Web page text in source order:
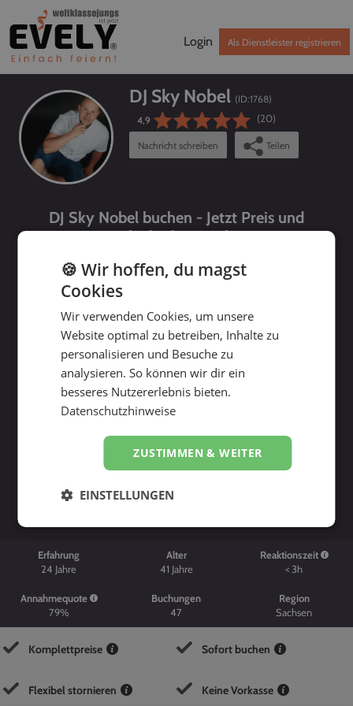
Login Als Dienstleister registrieren
DJ Sky Nobel (ID:1768)
4,9
(20)
Nachricht schreiben Teilen
DJ Sky Nobel buchen - Jetzt Preis und
Verfügbarkeit prüfen!
bis
Erfahrung
24 Jahre
Alter
41 Jahre
Reaktionszeit
< 3h
Annahmequote
79%
Buchungen
47
Region
Sachsen
Komplettpreise Sofort buchen
Flexibel stornieren Keine Vorkasse
🍪 Wir hoffen, du magst
Cookies
Wir verwenden Cookies, um unsere
Website optimal zu betreiben, Inhalte zu
personalisieren und Besuche zu
analysieren. So können wir dir ein
besseres Nutzererlebnis bieten.
Datenschutzhinweise
ZUSTIMMEN & WEITER
EINSTELLUNGEN